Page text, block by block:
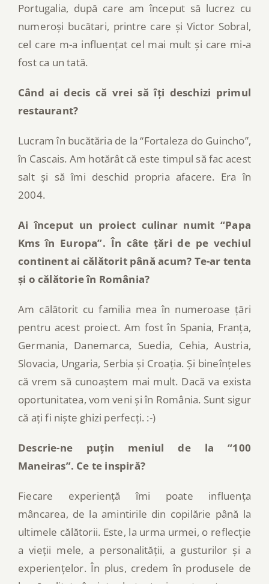
Portugalia, după care am început să lucrez cu
numeroși bucătari, printre care și Victor Sobral,
cel care m-a influențat cel mai mult și care mi-a
fost ca un tată.
Când ai decis că vrei să îți deschizi primul
restaurant?
Lucram în bucătăria de la “Fortaleza do Guincho”,
în Cascais. Am hotărât că este timpul să fac acest
salt și să îmi deschid propria afacere. Era în
2004.
Ai început un proiect culinar numit “Papa
Kms în Europa”. În câte țări de pe vechiul
continent ai călătorit până acum? Te-ar tenta
și o călătorie în România?
Am călătorit cu familia mea în numeroase țări
pentru acest proiect. Am fost în Spania, Franța,
Germania, Danemarca, Suedia, Cehia, Austria,
Slovacia, Ungaria, Serbia și Croația. Și bineînțeles
că vrem să cunoaștem mai mult. Dacă va exista
oportunitatea, vom veni și în România. Sunt sigur
că ați fi niște ghizi perfecți. :-)
Descrie-ne puțin meniul de la “100
Maneiras”. Ce te inspiră?
Fiecare experiență îmi poate influența
mâncarea, de la amintirile din copilărie până la
ultimele călătorii. Este, la urma urmei, o reflecție
a vieții mele, a personalității, a gusturilor și a
experiențelor. În plus, credem în produsele de